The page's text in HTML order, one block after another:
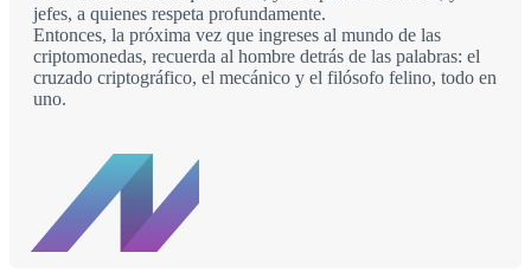
jefes, a quienes respeta profundamente.
Entonces, la próxima vez que ingreses al mundo de las
criptomonedas, recuerda al hombre detrás de las palabras: el
cruzado criptográfico, el mecánico y el filósofo felino, todo en
uno.